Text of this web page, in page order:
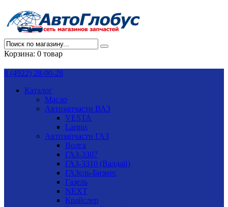
Корзина: 0 товар
8 (4922) 28-00-28
Каталог
Масло
Автозапчасти ВАЗ
VESTA
Largus
Автозапчасти ГАЗ
Волга
ГАЗ-3307
ГАЗ-3310 (Валдай)
ГАЗель-Бизнес
Газель
NEXT
Крайслер